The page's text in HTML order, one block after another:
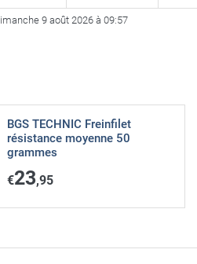
9 août 2026 à 09:57
BGS TECHNIC Freinfilet
résistance moyenne 50
grammes
€23,95